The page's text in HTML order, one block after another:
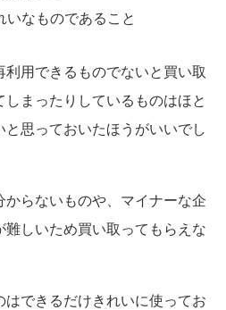
いなものであること
利用できるものでないと買い取
まったりしているものはほと
思っておいたほうがいいでし
からないものや、マイナーな企
しいため買い取ってもらえな
できるだけきれいに使ってお